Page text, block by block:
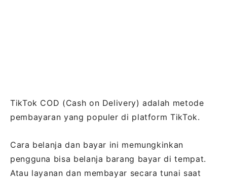
TikTok COD (Cash on Delivery) adalah metode
pembayaran yang populer di platform TikTok.
Cara belanja dan bayar ini memungkinkan
pengguna bisa belanja barang bayar di tempat.
Atau layanan dan membayar secara tunai saat